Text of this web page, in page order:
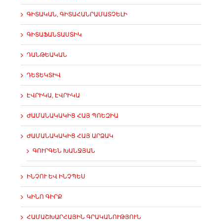
ԳԻՏԱԿԱՆ, ԳԻՏԱՀԱՆՐԱՄԱՏՉԵԼԻ
ԳԻՏԱՖԱՆՏԱՍՏԻԿ
ԴԱՆԹԵԱԿԱՆ
ԴԵՏԵԿՏԻՎ
ԷՎՐԻԿԱ, ԷՎՐԻԿԱ
ԺԱՄԱՆԱԿԱԿԻՑ ՀԱՅ ՊՈԵԶԻԱ
ԺԱՄԱՆԱԿԱԿԻՑ ՀԱՅ ԱՐՁԱԿ
ԳՈՒՐԳԵՆ ԽԱՆՋՅԱՆ
ԻՆՉՈՒ ԵՎ ԻՆՉՊԵՍ
ԿԻՆՈ ԳԻՐՔ
ՀԱՄԱՇԽԱՐՀԱՅԻՆ ԳՐԱԿԱՆՈՒԹՅՈՒՆ